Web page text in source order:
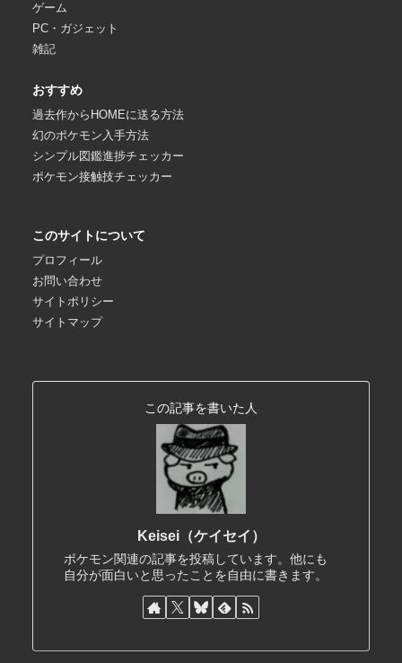
ゲーム
PC・ガジェット
雑記
おすすめ
過去作からHOMEに送る方法
幻のポケモン入手方法
シンプル図鑑進捗チェッカー
ポケモン接触技チェッカー
このサイトについて
プロフィール
お問い合わせ
サイトポリシー
サイトマップ
この記事を書いた人
Keisei（ケイセイ）
ポケモン関連の記事を投稿しています。他にも
自分が面白いと思ったことを自由に書きます。